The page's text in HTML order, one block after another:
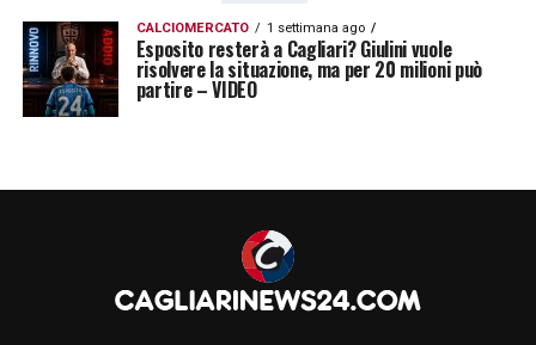
CALCIOMERCATO 1 settimana ago
Esposito resterà a Cagliari? Giulini vuole
risolvere la situazione, ma per 20 milioni può
partire – VIDEO